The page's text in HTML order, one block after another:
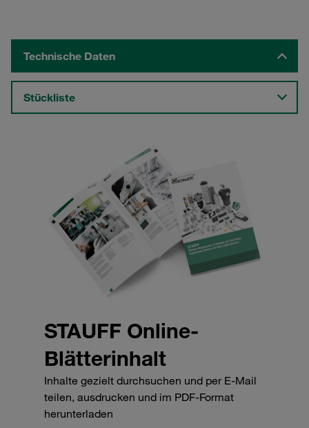
Technische Daten
Stückliste
STAUFF Online-
Blätterinhalt
Inhalte gezielt durchsuchen und per E-Mail
teilen, ausdrucken und im PDF-Format
herunterladen